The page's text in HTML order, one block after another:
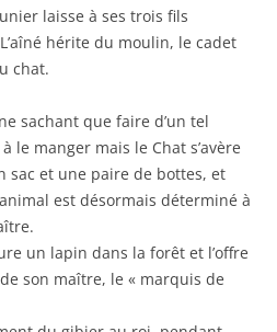
laisse à ses trois fils
hérite du moulin, le cadet
chat.
sachant que faire d’un tel
le manger mais le Chat s’avère
sac et une paire de bottes, et
est désormais déterminé à
un lapin dans la forêt et l’offre
son maître, le « marquis de